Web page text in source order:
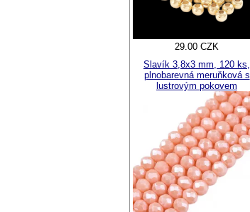
29.00 CZK
Slavík 3,8x3 mm, 120 ks,
plnobarevná meruňková s
lustrovým pokovem